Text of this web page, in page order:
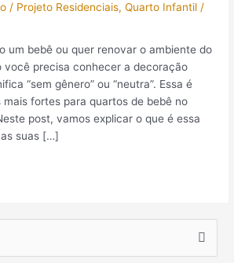
/ Projeto Residenciais,Quarto Infantil /
um bebê ou quer renovar o ambiente do
você precisa conhecer a decoração
“sem gênero” ou “neutra”. Essa é
mais fortes para quartos de bebê no
post, vamos explicar o que é essa
suas […]